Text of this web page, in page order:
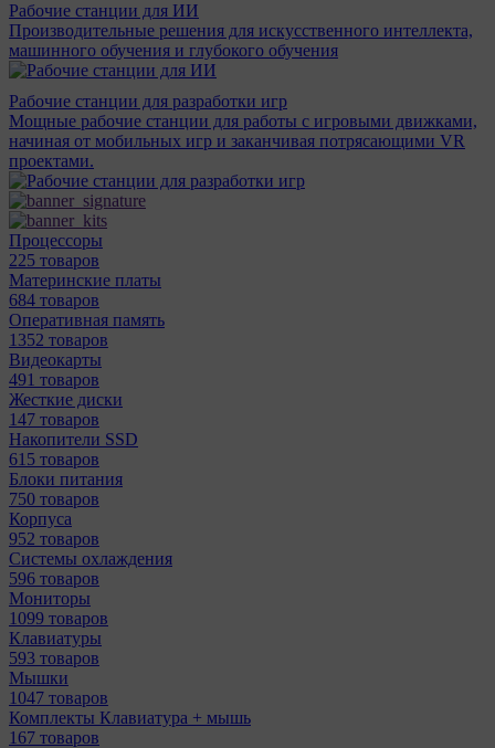
Рабочие станции для ИИ
Производительные решения для искусственного интеллекта,
машинного обучения и глубокого обучения
Рабочие станции для разработки игр
Мощные рабочие станции для работы с игровыми движками,
начиная от мобильных игр и заканчивая потрясающими VR
проектами.
Процессоры
225 товаров
Материнcкие платы
684 товаров
Оперативная память
1352 товаров
Видеокарты
491 товаров
Жесткие диски
147 товаров
Накопители SSD
615 товаров
Блоки питания
750 товаров
Корпуса
952 товаров
Системы охлаждения
596 товаров
Мониторы
1099 товаров
Клавиатуры
593 товаров
Мышки
1047 товаров
Комплекты Клавиатура + мышь
167 товаров